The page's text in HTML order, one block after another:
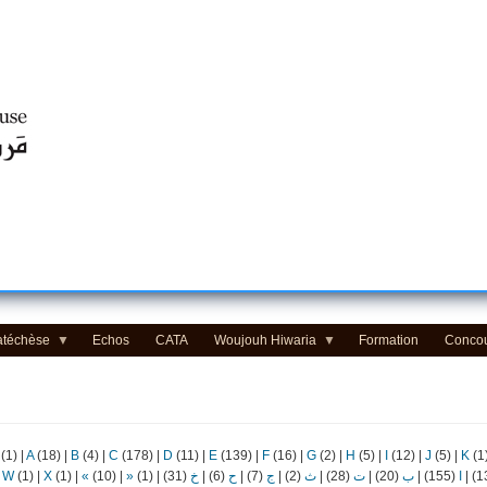
Echos CATA Woujouh Hiwaria Formation
| A(18) | B (4) | C (178) | D (11) | E (139) | F (16) | G (2) | H (5) | I (12) | J (5) | K
W(1) | X (1) | « (10) | » (1) | | ا (155)
| ب (20)
| ت (28)
| ث (2)
| ج (7)
| ح (6)
| خ (31)